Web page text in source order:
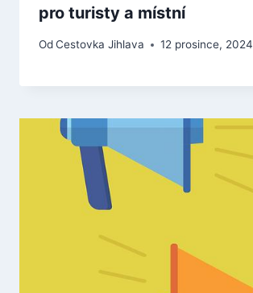
pro turisty a místní
OdCestovka Jihlava 12 prosince, 2024